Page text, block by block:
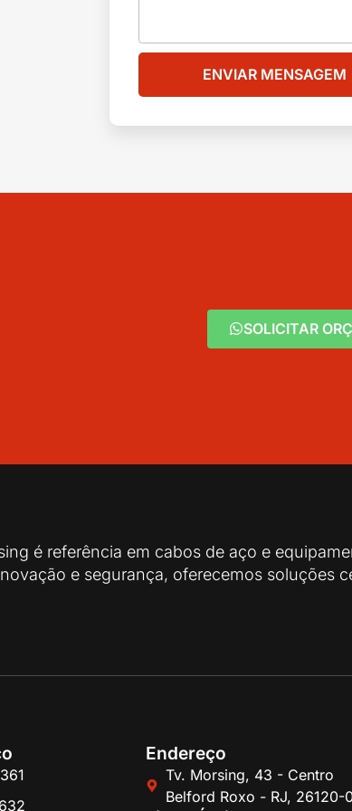
ENVIAR MENSAGEM
SOLICITAR
é referência em cabos de aço e
e segurança, oferecemos soluções
Endereço
Tv. Morsing, 43 - Centro
Belford Roxo - RJ, 26120-